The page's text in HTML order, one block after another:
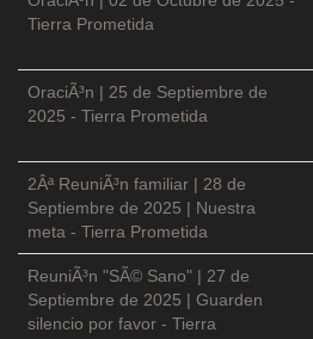
Tierra Prometida
OraciÃ³n | 25 de Septiembre de
2025 - Tierra Prometida
2Âª ReuniÃ³n familiar | 28 de
Septiembre de 2025 | Nuestra
meta - Tierra Prometida
ReuniÃ³n "SÃ© Sano" | 27 de
Septiembre de 2025 | Guarden
silencio por favor - Tierra